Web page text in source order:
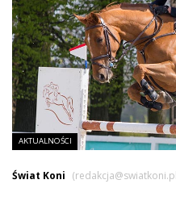
AKTUALNOŚCI
Świat Koni